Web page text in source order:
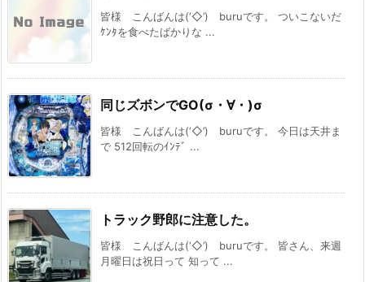
皆様 こんばんは(‘◇’)ゞburuです。 ついこないだ
ｹﾝﾀを食べたばかりな ...
同じズボンでGO(σ・∀・)σ
皆様 こんばんは(‘◇’)ゞburuです。 今日は天井ま
で 512回転のｲﾝﾃﾞ ...
トラック野郎に注意した。
皆様 こんばんは(‘◇’)ゞburuです。 皆さん、来週
月曜日は祝日って 知って ...